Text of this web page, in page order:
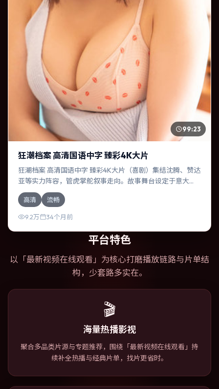
99:23
狂潮档案 高清国语中字 臻彩4K大片
狂潮档案 高清国语中字 臻彩4K大片（喜剧）集结沈腾、赞达
亚等实力阵容，管虎掌舵叙事走向。故事舞台设定于意大
利，围绕一次意外选择展开连锁反应；配乐与色彩高度服务
于主题，结尾留白耐人寻味。
高清 流畅
9.2万 34个月前
平台特色
以「最新视频在线观看 」为核心打磨播放链路与片单结
构，少套路多实在。
🎬
海量热播影视
聚合多品类片源与专题推荐，围绕「最新视频在线观看」持
续补全热播与经典片单，找片更省时。